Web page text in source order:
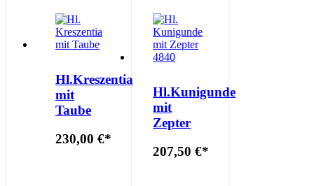
Hl.Kreszentia
mit
Taube
230,00 €*
Hl.Kunigunde
mit
Zepter
207,50 €*